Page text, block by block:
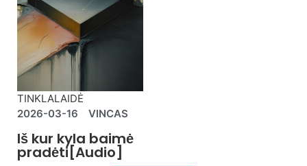
TINKLALAIDĖ
2026-03-16
VINCAS
Iš kur kyla baimė
pradėti[Audio]